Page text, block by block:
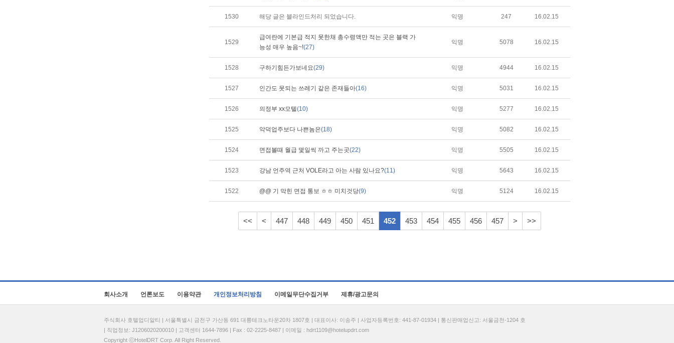
1530 해당 글은 블라인드처리 되었습니다. 익명 247 16.02.15
1529
급여란에 기본급 적지 못한채 총수령액만 적는 곳은 블랙 가
능성 매우 높음~!(27)
익명 5078 16.02.15
1528 구하기힘든가보네요(29) 익명 4944 16.02.15
1527 인간도 못되는 쓰레기 같은 존재들아(16) 익명 5031 16.02.15
1526 의정부 xx모텔(10) 익명 5277 16.02.15
1525 악덕업주보다 나쁜놈은(18) 익명 5082 16.02.15
1524 면접볼때 월급 몇일씩 까고 주는곳(22) 익명 5505 16.02.15
1523 강남 언주역 근처 VOLE라고 아는 사람 있나요?(11) 익명 5643 16.02.15
1522 @@ 기 막힌 면접 통보 ㅎㅎ 미치것당(9) 익명 5124 16.02.15
<< < 447 448 449 450 451 452 453 454 455 456 457 > >>
회사소개 언론보도 이용약관 개인정보처리방침 이메일무단수집거부 제휴/광고문의
주식회사 호텔업디알티 | 서울특별시 금천구 가산동 691 대륭테크노타운20차 1807호 | 대표이사: 이송주 | 사업자등록번호: 441-87-01934 | 통신판매업신고: 서울금천-1204 호
| 직업정보: J1206020200010 | 고객센터 1644-7896 | Fax : 02-2225-8487 | 이메일 : hdrt1109@hotelupdrt.com
Copyright ⓒHotelDRT Corp. All Right Reserved.